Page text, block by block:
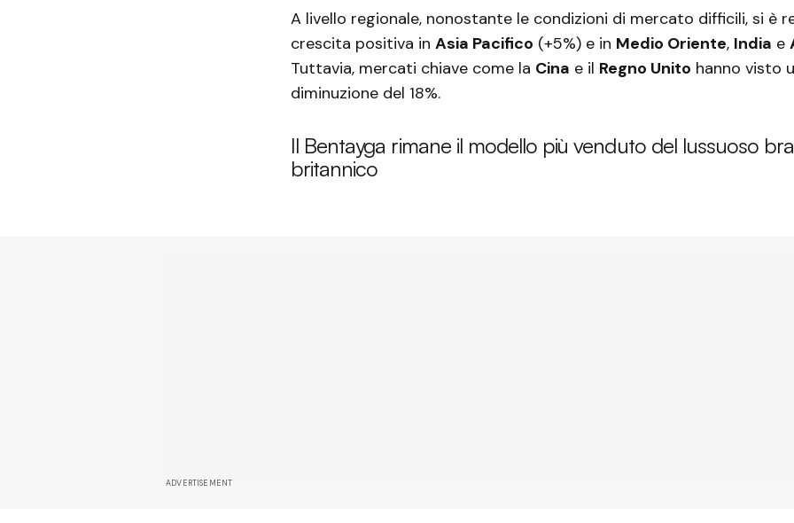
A livello regionale, nonostante le condizioni di mercato difficili, si è
crescita positiva in Asia Pacifico (+5%) e in Medio Oriente, India e
Tuttavia, mercati chiave come la Cina e il Regno Unito hanno visto
diminuzione del 18%.
Il Bentayga rimane il modello più venduto del lussuoso
britannico
ADVERTISEMENT